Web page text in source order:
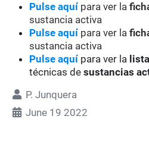
Pulse aquípara ver la
sustancia activa
Pulse aquípara ver la
sustancia activa
Pulse aquí para ver la lista
técnicas desustancias
P. Junquera
June 19 2022